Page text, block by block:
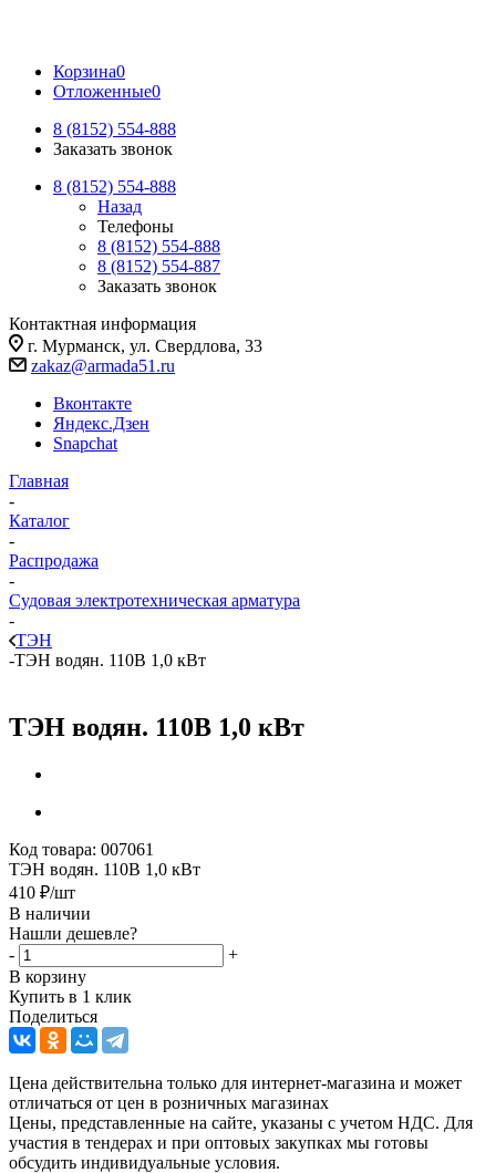
Корзина0
Отложенные0
8 (8152) 554-888
Заказать звонок
8 (8152) 554-888
Назад
Телефоны
8 (8152) 554-888
8 (8152) 554-887
Заказать звонок
Контактная информация
г. Мурманск, ул. Свердлова, 33
zakaz@armada51.ru
Вконтакте
Яндекс.Дзен
Snapchat
Главная
-
Каталог
-
Распродажа
-
Судовая электротехническая арматура
-
ТЭН
-ТЭН водян. 110В 1,0 кВт
ТЭН водян. 110В 1,0 кВт
Код товара: 007061
ТЭН водян. 110В 1,0 кВт
410 ₽/шт
В наличии
Нашли дешевле?
-
+
В корзину
Купить в 1 клик
Поделиться
Цена действительна только для интернет-магазина и может
отличаться от цен в розничных магазинах
Цены, представленные на сайте, указаны с учетом НДС. Для
участия в тендерах и при оптовых закупках мы готовы
обсудить индивидуальные условия.